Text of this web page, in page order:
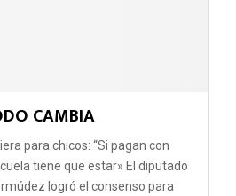
CAMBIA
para chicos: “Si pagan con
tiene que estar» El diputado
logró el consenso para